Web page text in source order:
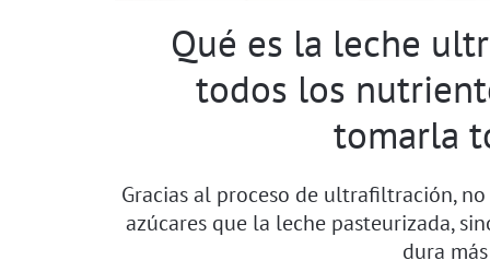
Qué es la leche
todos los
tomarla
Gracias al proceso de ultrafiltración,
azúcares que la leche pasteurizada,
dura